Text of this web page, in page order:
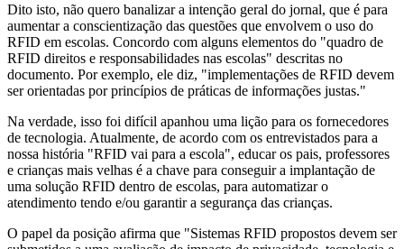
Dito isto, não quero banalizar a intenção geral do jornal, que é para
aumentar a conscientização das questões que envolvem o uso do
RFID em escolas. Concordo com alguns elementos do "quadro de
RFID direitos e responsabilidades nas escolas" descritas no
documento. Por exemplo, ele diz, "implementações de RFID devem
ser orientadas por princípios de práticas de informações justas."
Na verdade, isso foi difícil apanhou uma lição para os fornecedores
de tecnologia. Atualmente, de acordo com os entrevistados para a
nossa história "RFID vai para a escola", educar os pais, professores
e crianças mais velhas é a chave para conseguir a implantação de
uma solução RFID dentro de escolas, para automatizar o
atendimento tendo e/ou garantir a segurança das crianças.
O papel da posição afirma que "Sistemas RFID propostos devem ser